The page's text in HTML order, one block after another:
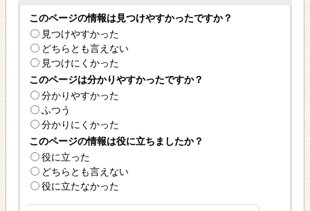
このページの情報は見つけやすかったですか？
見つけやすかった
どちらとも言えない
見つけにくかった
このページは分かりやすかったですか？
分かりやすかった
ふつう
分かりにくかった
このページの情報は役に立ちましたか？
役に立った
どちらとも言えない
役に立たなかった